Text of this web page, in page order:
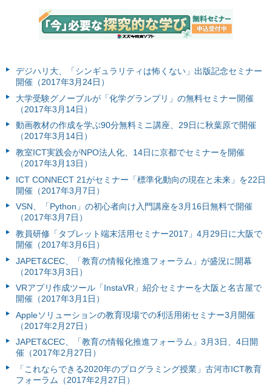
デジハリ大、「シンギュラリティは怖くない」出版記念セミナー
開催（2017年3月24日）
大学受験グノーブルが「化学グランプリ」の無料セミナー開催
（2017年3月14日）
動画教材の作成を学ぶ90分無料ミニ講座、29日に秋葉原で開催
（2017年3月14日）
教室ICT実践会がNPO法人化、14日に京都でセミナーを開催
（2017年3月13日）
ICT CONNECT 21がセミナー「標準化動向の現在と未来」を22日
開催（2017年3月7日）
VSN、「Python」の初心者向け入門講座を3月16日無料で開催
（2017年3月7日）
教員研修「タブレット端末活用セミナー2017」4月29日に大阪で
開催（2017年3月6日）
JAPET&CEC、「教育の情報化推進フォーラム」が盛況に開幕
（2017年3月3日）
VRアプリ作成ツール「InstaVR」紹介セミナーを大阪と名古屋で
開催（2017年3月1日）
Appleソリューションの教育現場での利活用術セミナー3月開催
（2017年2月27日）
JAPET&CEC、「教育の情報化推進フォーラム」3月3日、4日開
催（2017年2月27日）
「これならできる2020年のプログラミング授業」古河市ICT教育
フォーラム（2017年2月27日）